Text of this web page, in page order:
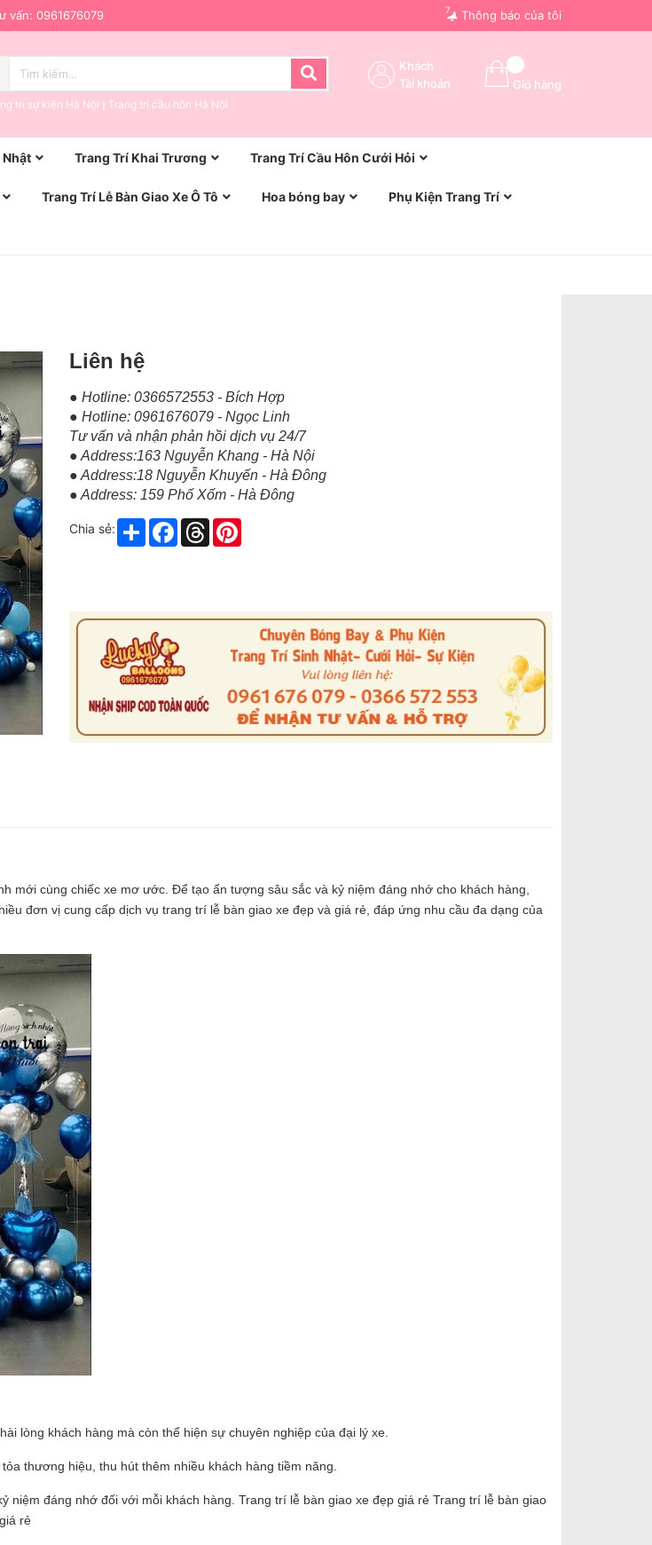
vấn: 0961676079 Thông báo của tôi
7
trí sự kiện Hà Nội Trang trí cầu hôn Hà Nội
Giỏ hàng
Khách
Tài khoản
Trang Trí Khai Trương Trang Trí Cầu Hôn Cưới Hỏi
Trang Trí Lễ Bàn Giao Xe Ô Tô Hoa bóng bay Phụ Kiện Trang Trí
Liên hệ
● Hotline: 0366572553 - Bích Hợp
● Hotline: 0961676079 - Ngọc Linh
Tư vấn và nhận phản hồi dịch vụ 24/7
● Address:163 Nguyễn Khang - Hà Nội
● Address:18 Nguyễn Khuyến - Hà Đông
● Address: 159 Phố Xốm - Hà Đông
Chia sẻ: Share Facebook
Threads
mới cùng chiếc xe mơ ước. Để tạo ấn tượng sâu sắc và kỷ niệm đáng nhớ cho khách hàng,
đơn vị cung cấp dịch vụ trang trí lễ bàn giao xe đẹp và giá rẻ, đáp ứng nhu cầu đa dạng của
lòng khách hàng mà còn thể hiện sự chuyên nghiệp của đại lý xe.​
thương hiệu, thu hút thêm nhiều khách hàng tiềm năng.​
niệm đáng nhớ đối với mỗi khách hàng. Trang trí lễ bàn giao xe đẹp giá rẻ Trang trí lễ bàn giao
rẻ